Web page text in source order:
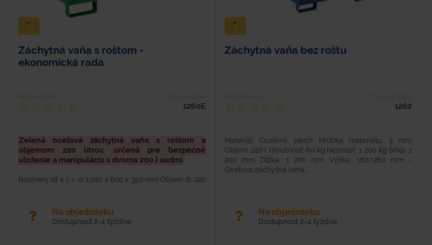
Záchytná vaňa s roštom -
ekonomická rada
1260E
Zelená oceľová záchytná vaňa s roštom a
objemom 220 litrov, určená pre bezpečné
uloženie a manipuláciu s dvoma 200 l sudmi.
Rozmery (d x š x v): 1 200 x 800 x 350 mm Objem (l): 220
hrúbkou...
Na objednávku
Dostupnosť 2-4 týždne
Záchytná vaňa bez roštu
1262
Materiál: Oceľový plech Hrúbka materiálu: 3 mm
Objem: 220 l Hmotnosť: 60 kg Nosnosť: 1 200 kg Šírka: 1
200 mm Dĺžka: 1 200 mm Výška: 160/260 mm -
Oceľová záchytná vaňa...
Na objednávku
Dostupnosť 2-4 týždne